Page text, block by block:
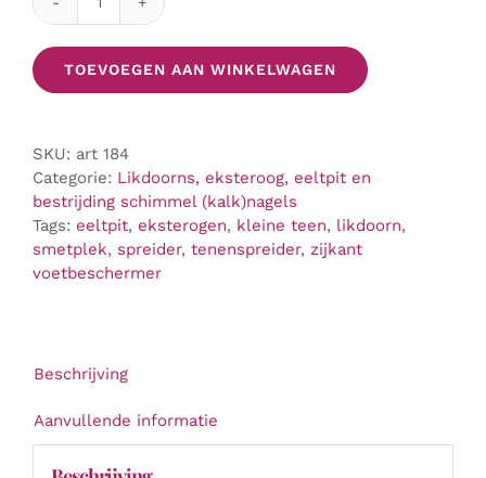
"Likdoornbeschermer
5
bescherming"
aantal
TOEVOEGEN AAN WINKELWAGEN
SKU: art 184
Categorie: Likdoorns, eksteroog, eeltpit en
bestrijding schimmel (kalk)nagels
Tags: eeltpit, eksterogen, kleine teen, likdoorn,
smetplek, spreider, tenenspreider, zijkant
voetbeschermer
Beschrijving
Aanvullende informatie